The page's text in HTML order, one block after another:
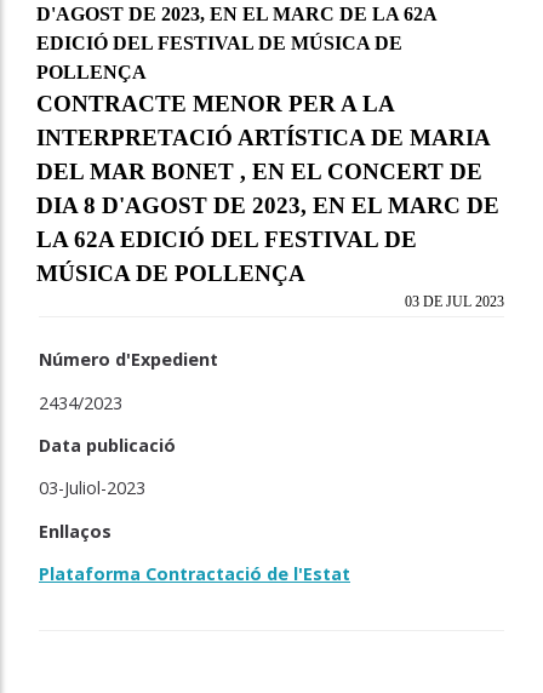
D'AGOST DE 2023, EN EL MARC DE LA 62A
EDICIÓ DEL FESTIVAL DE MÚSICA DE
POLLENÇA
CONTRACTE MENOR PER A LA
INTERPRETACIÓ ARTÍSTICA DE MARIA
DEL MAR BONET , EN EL CONCERT DE
DIA 8 D'AGOST DE 2023, EN EL MARC DE
LA 62A EDICIÓ DEL FESTIVAL DE
MÚSICA DE POLLENÇA
03 DE JUL 2023
Número d'Expedient
2434/2023
Data publicació
03-Juliol-2023
Enllaços
Plataforma Contractació de l'Estat